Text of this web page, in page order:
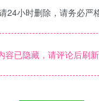
24小时删除，请务必严
容已隐藏，请评论后刷